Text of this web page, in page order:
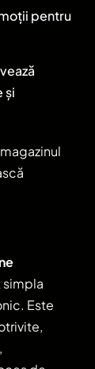
pentru
și
Este